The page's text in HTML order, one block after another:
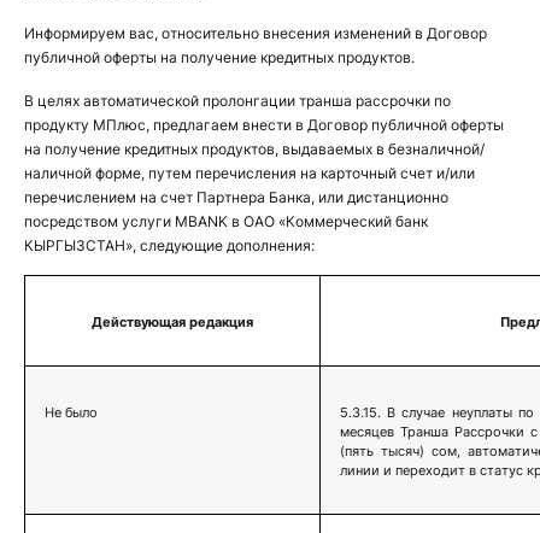
Информируем вас, относительно внесения изменений в Договор
публичной оферты на получение кредитных продуктов.
В целях автоматической пролонгации транша рассрочки по
продукту МПлюс, предлагаем внести в Договор публичной оферты
на получение кредитных продуктов, выдаваемых в безналичной/
наличной форме, путем перечисления на карточный счет и/или
перечислением на счет Партнера Банка, или дистанционно
посредством услуги MBANK в ОАО «Коммерческий банк
КЫРГЫЗСТАН», следующие дополнения:
Действующая редакция
Не было
5.3.15. В случае неуплаты
месяцев Транша Рассрочки
(пять тысяч) сом,
линии и переходит в статус